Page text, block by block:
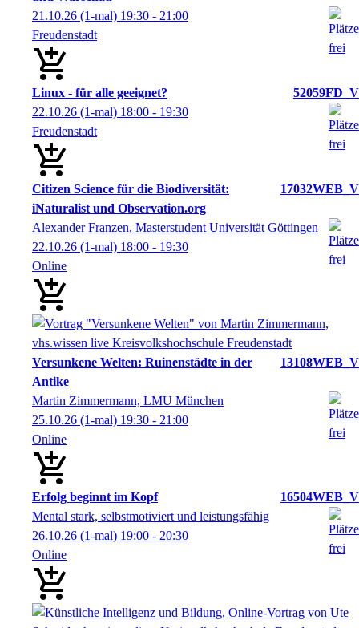
21.10.26 (1-mal) 19:30 - 21:00
Freudenstadt
Linux - für alle geeignet?
52059FD_V
22.10.26 (1-mal) 18:00 - 19:30
Freudenstadt
Citizen Science für die Biodiversität:
iNaturalist und Observation.org
17032WEB_V
Alexander Franzen, Masterstudent Universität Göttingen
22.10.26 (1-mal) 18:00 - 19:30
Online
Versunkene Welten: Ruinenstädte in der
Antike
13108WEB_V
Martin Zimmermann, LMU München
25.10.26 (1-mal) 19:30 - 21:00
Online
Erfolg beginnt im Kopf
16504WEB_V
Mental stark, selbstmotiviert und leistungsfähig
26.10.26 (1-mal) 19:00 - 20:30
Online